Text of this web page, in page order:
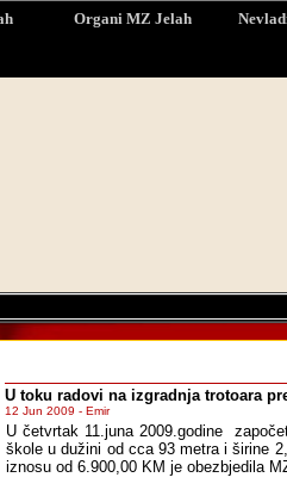
Organi MZ Jelah
U toku radovi na izgradnja trotoara
12 Jun 2009 - Emir
U četvrtak 11.juna 2009.godine
škole u dužini od cca 93 metra i širine
iznosu od 6.900,00 KM je obezbjedila